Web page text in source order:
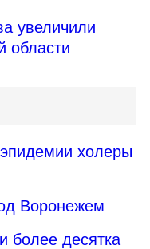
увеличили
области
холеры
Воронежем
более десятка